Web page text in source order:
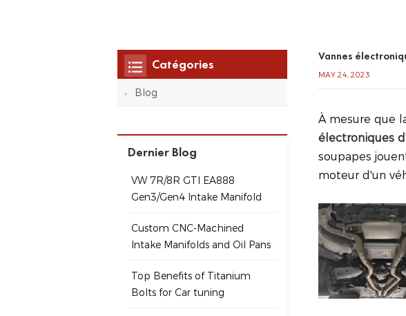
Vannes
MAY 24, 2023
À mesure que
électroniques
soupapes
moteur d'un
Catégories
Blog
Dernier Blog
VW 7R/8R GTI EA888
Gen3/Gen4 Intake Manifold
Custom CNC-Machined
Intake Manifolds and Oil Pans
Top Benefits of Titanium
Bolts for Car tuning